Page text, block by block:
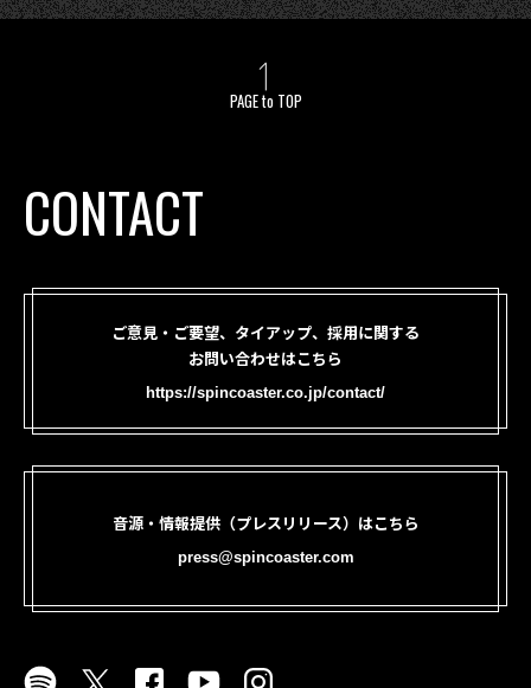
PAGE to TOP
CONTACT
ご意見・ご要望、タイアップ、採用に関する
お問い合わせはこちら
https://spincoaster.co.jp/contact/
音源・情報提供（プレスリリース）はこちら
press@spincoaster.com